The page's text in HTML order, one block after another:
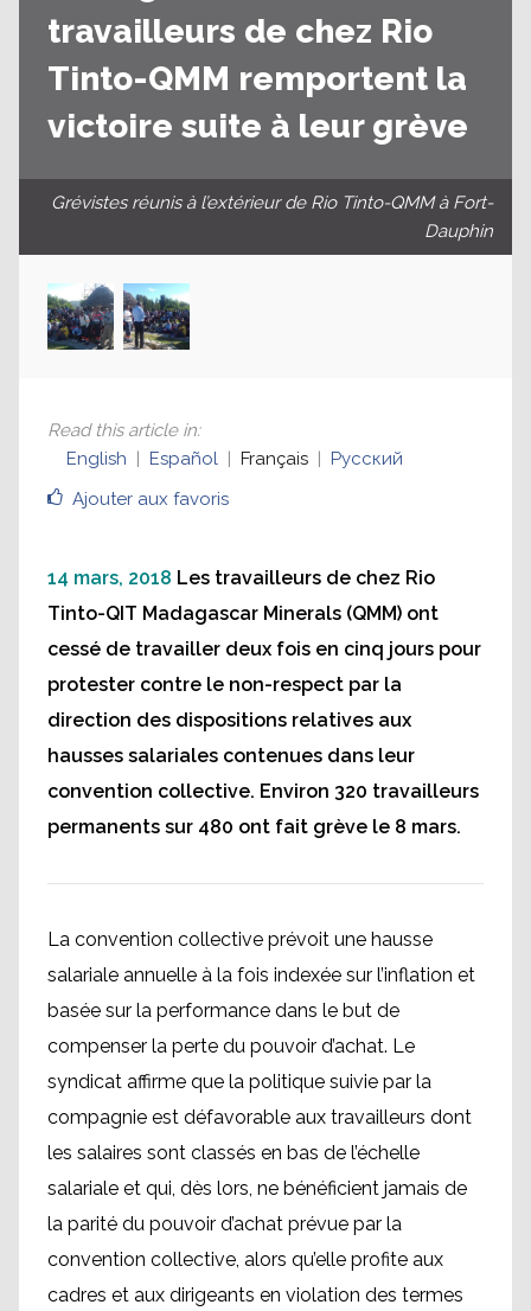
travailleurs de chez Rio
Tinto-QMM remportent la
victoire suite à leur grève
Grévistes réunis à l’extérieur de Rio Tinto-QMM à Fort-
Dauphin
Ajouter aux favoris
Read this article in:
English
Español Français Русский
14 mars, 2018 Les travailleurs de chez Rio
Tinto-QIT Madagascar Minerals (QMM) ont
cessé de travailler deux fois en cinq jours pour
protester contre le non-respect par la
direction des dispositions relatives aux
hausses salariales contenues dans leur
convention collective. Environ 320 travailleurs
permanents sur 480 ont fait grève le 8 mars.
La convention collective prévoit une hausse
salariale annuelle à la fois indexée sur l’inflation et
basée sur la performance dans le but de
compenser la perte du pouvoir d’achat. Le
syndicat affirme que la politique suivie par la
compagnie est défavorable aux travailleurs dont
les salaires sont classés en bas de l’échelle
salariale et qui, dès lors, ne bénéficient jamais de
la parité du pouvoir d’achat prévue par la
convention collective, alors qu’elle profite aux
cadres et aux dirigeants en violation des termes